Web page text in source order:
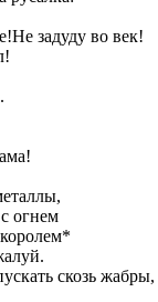
задуду во век!
огнем
скозь жабры,